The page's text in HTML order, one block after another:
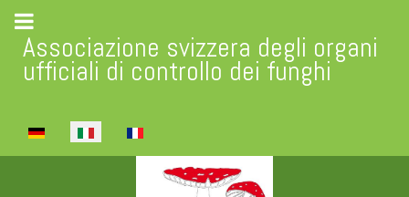
Associazione svizzera degli organi
ufficiali di controllo dei funghi
Seleziona la tua lingua